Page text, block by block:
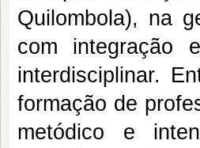
Quilombola), na
com integração
interdisciplinar.
formação de
metódico e